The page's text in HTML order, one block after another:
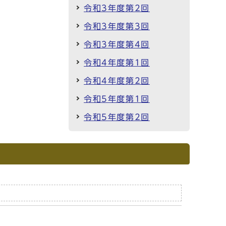
令和3年度第2回
令和3年度第3回
令和3年度第4回
令和4年度第1回
令和4年度第2回
令和5年度第1回
令和5年度第2回